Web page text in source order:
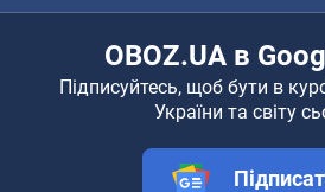
OBOZ.UA в
Підписуйтесь, щоб бути в
України та світу